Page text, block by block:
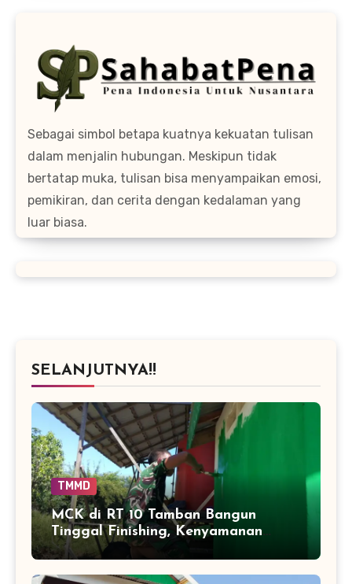
Sebagai simbol betapa kuatnya kekuatan tulisan
dalam menjalin hubungan. Meskipun tidak
bertatap muka, tulisan bisa menyampaikan emosi,
pemikiran, dan cerita dengan kedalaman yang
luar biasa.
SELANJUTNYA!!
TMMD
MCK di RT 10 Tamban Bangun
Tinggal Finishing, Kenyamanan
Warga Segera Bertambah